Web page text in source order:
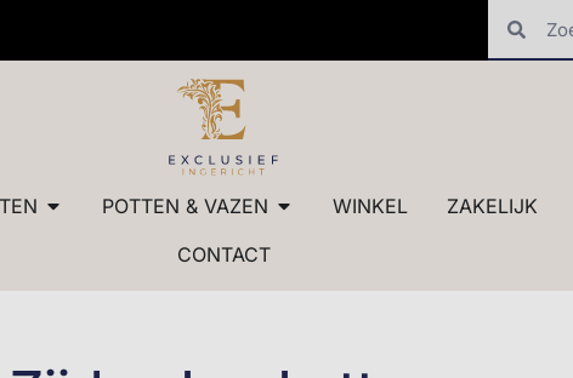
✓ Maatwerk
POTTEN & VAZEN WINKEL ZAKELIJK
CONTACT